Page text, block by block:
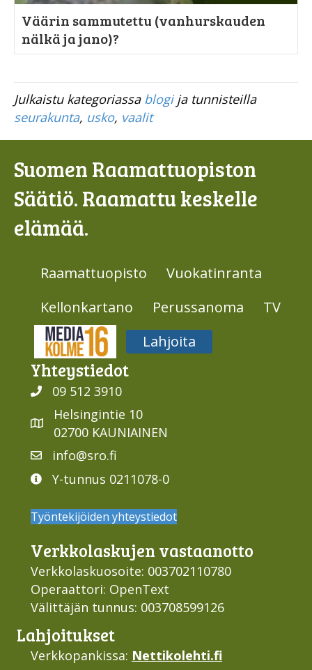
Väärin sammutettu (vanhurskauden
nälkä ja jano)?
Julkaistu kategoriassa blogija tunnisteilla
seurakunta, usko, vaalit
Suomen Raamattuopiston
Säätiö. Raamattu keskelle
elämää.
Raamattuopisto
Vuokatinranta
Kellonkartano
Perussanoma
TV
Media316
Lahjoita
Yhteys­tiedot
09 512 3910
Helsingintie 10
02700 KAUNIAINEN
info@sro.fi
Y-tunnus 0211078-0
Työntekijöiden yhteystiedot
Verkko­laskujen vastaan­otto
Verkkolaskuosoite: 003702110780
Operaattori: OpenText
Välittäjän tunnus: 003708599126
Lahjoi­tukset
Verkkopankissa: Nettikolehti.fi